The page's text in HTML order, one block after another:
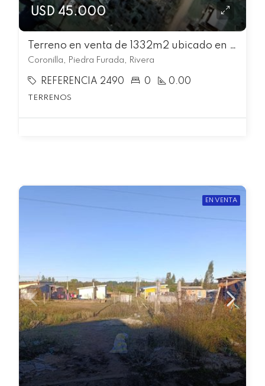
USD 45.000
Terreno en venta de 1332m2 ubicado en Piedra Furada
Coronilla, Piedra Furada, Rivera
REFERENCIA 2490 0 0.00
TERRENOS
EN VENTA